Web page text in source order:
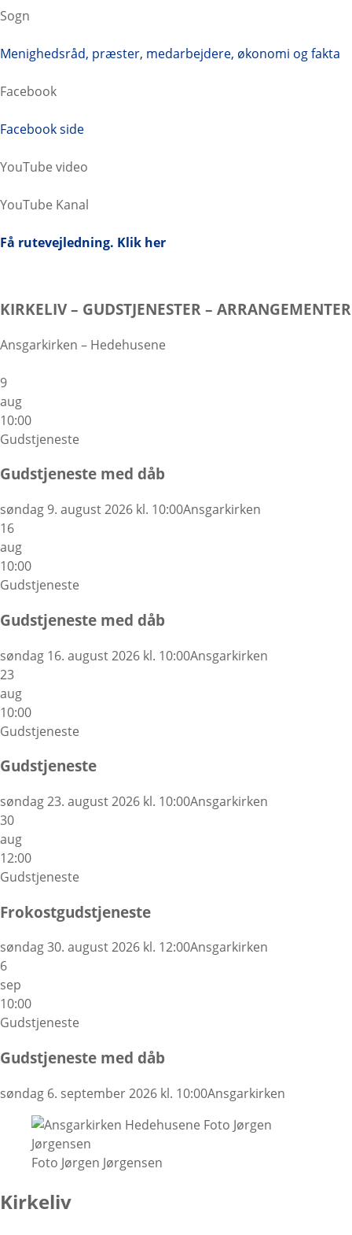
Sogn
Menighedsråd, præster, medarbejdere, økonomi og fakta
Facebook
Facebook side
YouTube video
YouTube Kanal
Få rutevejledning. Klik her
KIRKELIV – GUDSTJENESTER – ARRANGEMENTER
Ansgarkirken – Hedehusene
9
aug
10:00
Gudstjeneste
Gudstjeneste med dåb
søndag 9. august 2026 kl. 10:00Ansgarkirken
16
aug
10:00
Gudstjeneste
Gudstjeneste med dåb
søndag 16. august 2026 kl. 10:00Ansgarkirken
23
aug
10:00
Gudstjeneste
Gudstjeneste
søndag 23. august 2026 kl. 10:00Ansgarkirken
30
aug
12:00
Gudstjeneste
Frokostgudstjeneste
søndag 30. august 2026 kl. 12:00Ansgarkirken
6
sep
10:00
Gudstjeneste
Gudstjeneste med dåb
søndag 6. september 2026 kl. 10:00Ansgarkirken
Foto Jørgen Jørgensen
Kirkeliv